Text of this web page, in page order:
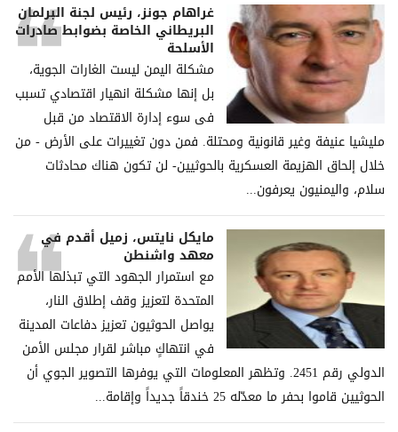
غراھام جونز، رئیس لجنة البرلمان
البریطاني الخاصة بضوابط صادرات
الأسلحة
مشكلة الیمن لیست الغارات الجویة،
بل إنھا مشكلة انھیار اقتصادي تسبب
فی سوء إدارة الاقتصاد من قبل
ملیشیا عنیفة وغیر قانونیة ومحتلة. فمن دون تغییرات على الأرض - من
خلال إلحاق الھزیمة العسكریة بالحوثیین- لن تكون ھناك محادثات
سلام، والیمنیون یعرفون...
مايكل نايتس، زميل أقدم في
معهد واشنطن
مع استمرار الجهود التي تبذلها الأمم
المتحدة لتعزيز وقف إطلاق النار،
يواصل الحوثيون تعزيز دفاعات المدينة
في انتهاكٍ مباشر لقرار مجلس الأمن
الدولي رقم 2451. وتظهر المعلومات التي يوفرها التصوير الجوي أن
الحوثيين قاموا بحفر ما معدّله 25 خندقاً جديداً وإقامة...